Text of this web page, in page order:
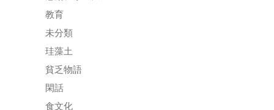
教育
未分類
珪藻土
貧乏物語
閑話
食文化